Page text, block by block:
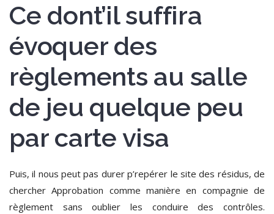
Ce dont’il suffira
évoquer des
règlements au salle
de jeu quelque peu
par carte visa
Puis, il nous peut pas durer p’repérer le site des résidus, de
chercher Approbation comme manière en compagnie de
règlement sans oublier les conduire des contrôles.